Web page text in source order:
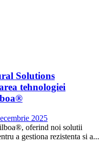
Solutions
tehnologiei
2025
oferind noi solutii
a gestiona rezistenta si a...